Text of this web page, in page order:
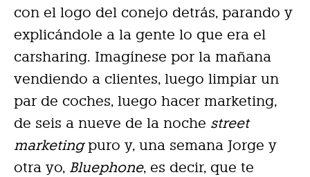
con el logo del conejo detrás, parando y
explicándole a la gente lo que era el
carsharing. Imagínese por la mañana
vendiendo a clientes, luego limpiar un
par de coches, luego hacer marketing,
de seis a nueve de la noche street
marketingpuro y, una semana Jorge y
otra yo, Bluephone, es decir, que te